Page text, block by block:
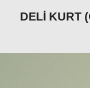
DELI KURT